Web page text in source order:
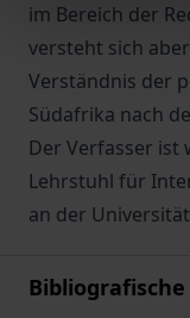
im Bereich der
versteht sich
Verständnis der
Südafrika nach
Der Verfasser
Lehrstuhl für
an der